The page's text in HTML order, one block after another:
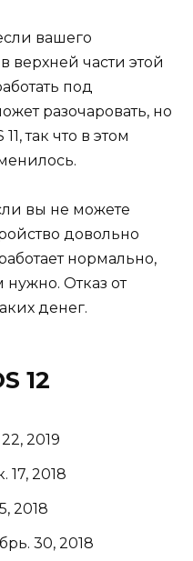
вашего
верхней части этой
под
разочаровать, но
так что в этом
вы не можете
довольно
нормально,
нужно. Отказ от
денег.
12
2019
17, 2018
2018
30, 2018